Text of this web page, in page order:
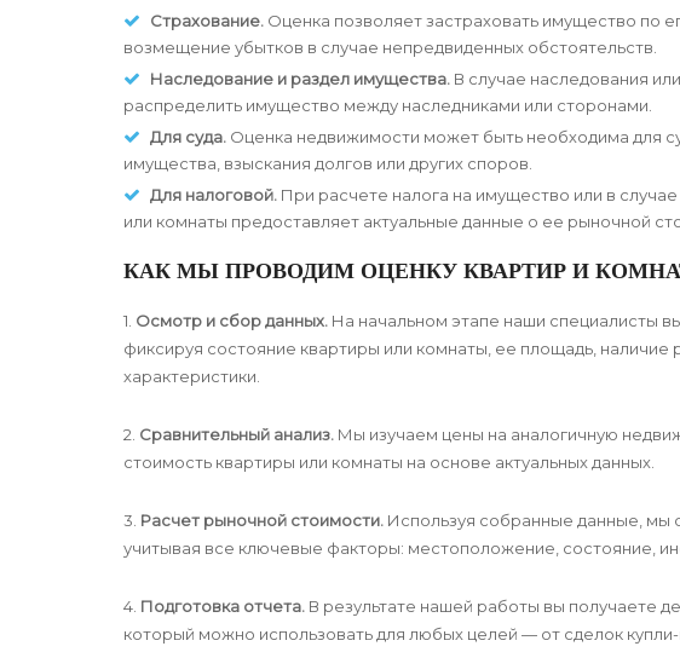
Страхование. Оценка позволяет застраховать имущество по
возмещение убытков в случае непредвиденных обстоятельств.
Наследование и раздел имущества. В случае наследования
распределить имущество между наследниками или сторонами.
Для суда. Оценка недвижимости может быть необходима для
имущества, взыскания долгов или других споров.
Для налоговой. При расчете налога на имущество или в
или комнаты предоставляет актуальные данные о ее рыночной
КАК МЫ ПРОВОДИМ ОЦЕНКУ КВАРТИР И
1. Осмотр и сбор данных. На начальном этапе наши специалисты
фиксируя состояние квартиры или комнаты, ее площадь, наличие
характеристики.
2. Сравнительный анализ. Мы изучаем цены на аналогичную
стоимость квартиры или комнаты на основе актуальных данных.
3. Расчет рыночной стоимости. Используя собранные данные, мы
учитывая все ключевые факторы: местоположение, состояние,
4. Подготовка отчета. В результате нашей работы вы получаете
который можно использовать для любых целей — от сделок